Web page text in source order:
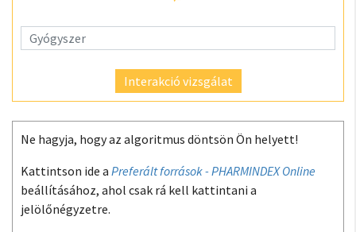
Interakció vizsgálat
Ne hagyja, hogy az algoritmus döntsön Ön helyett!
Kattintson ide a Preferált források - PHARMINDEX Online
beállításához, ahol csak rá kell kattintani a
jelölőnégyzetre.